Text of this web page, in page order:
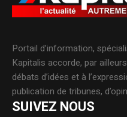
Portail d’information,
Kapitalis accorde, par
débats d’idées et à
publication de tribunes,
SUIVEZ NOUS